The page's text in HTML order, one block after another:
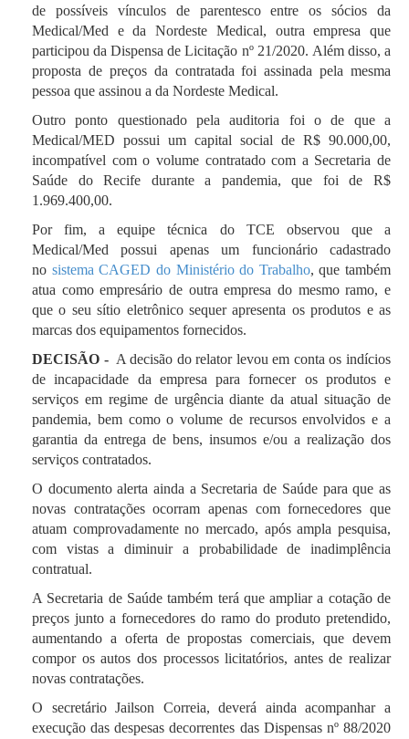
de possíveis vínculos de parentesco entre os sócios da
Medical/Med e da Nordeste Medical, outra empresa que
participou da Dispensa de Licitação nº 21/2020. Além disso, a
proposta de preços da contratada foi assinada pela mesma
pessoa que assinou a da Nordeste Medical.
Outro ponto questionado pela auditoria foi o de que a
Medical/MED possui um capital social de R$ 90.000,00,
incompatível com o volume contratado com a Secretaria de
Saúde do Recife durante a pandemia, que foi de R$
1.969.400,00.
Por fim, a equipe técnica do TCE observou que a
Medical/Med possui apenas um funcionário cadastrado
no sistema CAGED do Ministério do Trabalho, que também
atua como empresário de outra empresa do mesmo ramo, e
que o seu sítio eletrônico sequer apresenta os produtos e as
marcas dos equipamentos fornecidos.
DECISÃO -A decisão do relator levou em conta os indícios
de incapacidade da empresa para fornecer os produtos e
serviços em regime de urgênciadiante da atual situação de
pandemia, bem como o volume de recursos envolvidos e a
garantia da entrega de bens, insumos e/ou a realização dos
serviços contratados.
O documento alerta ainda a Secretaria de Saúde para que as
novas contratações ocorram apenas com fornecedores que
atuam comprovadamente no mercado, após ampla pesquisa,
com vistas a diminuir a probabilidade de inadimplência
contratual.
A Secretaria de Saúde também terá que ampliar a cotação de
preços junto a fornecedores do ramo do produto pretendido,
aumentando a oferta de propostas comerciais, que devem
compor os autos dos processos licitatórios, antes de realizar
novas contratações.
O secretário Jailson Correia, deverá ainda acompanhar a
execução das despesas decorrentes das Dispensas nº 88/2020